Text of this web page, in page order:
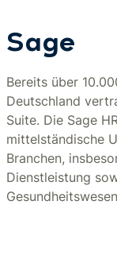
Sage
Bereits über
Deutschland
Suite. Die Sage
mittelständische
Branchen,
Dienstleistung